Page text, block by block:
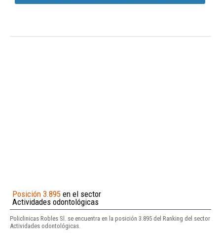
Posición 3.895 en el sector
Actividades odontológicas
Policlinicas Robles Sl. se encuentra en la posición 3.895 del Ranking del sector
Actividades odontológicas.